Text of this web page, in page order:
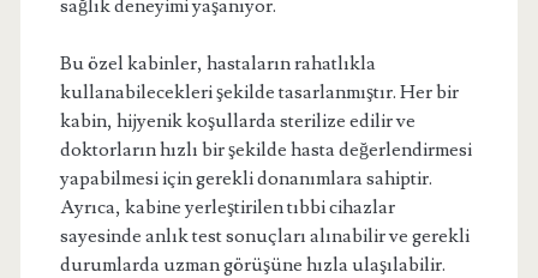
sağlık deneyimi yaşanıyor.
Bu özel kabinler, hastaların rahatlıkla
kullanabilecekleri şekilde tasarlanmıştır. Her bir
kabin, hijyenik koşullarda sterilize edilir ve
doktorların hızlı bir şekilde hasta değerlendirmesi
yapabilmesi için gerekli donanımlara sahiptir.
Ayrıca, kabine yerleştirilen tıbbi cihazlar
sayesinde anlık test sonuçları alınabilir ve gerekli
durumlarda uzman görüşüne hızla ulaşılabilir.